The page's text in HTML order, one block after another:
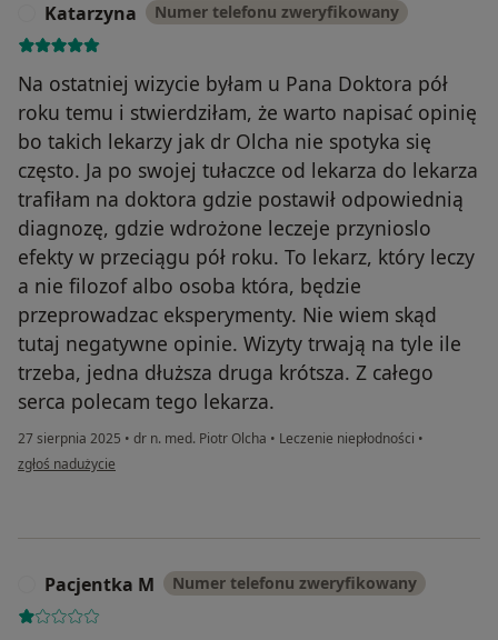
Katarzyna Numer telefonu zweryfikowany
Na ostatniej wizycie byłam u Pana Doktora pół
roku temu i stwierdziłam, że warto napisać opinię
bo takich lekarzy jak dr Olcha nie spotyka się
często. Ja po swojej tułaczce od lekarza do lekarza
trafiłam na doktora gdzie postawił odpowiednią
diagnozę, gdzie wdrożone leczeje przynioslo
efekty w przeciągu pół roku. To lekarz, który leczy
a nie filozof albo osoba która, będzie
przeprowadzac eksperymenty. Nie wiem skąd
tutaj negatywne opinie. Wizyty trwają na tyle ile
trzeba, jedna dłuższa druga krótsza. Z całego
serca polecam tego lekarza.
27 sierpnia 2025 • dr n. med. Piotr Olcha • Leczenie niepłodności •
w opinii użytkownika Katarzyna
zgłoś nadużycie
Pacjentka M Numer telefonu zweryfikowany